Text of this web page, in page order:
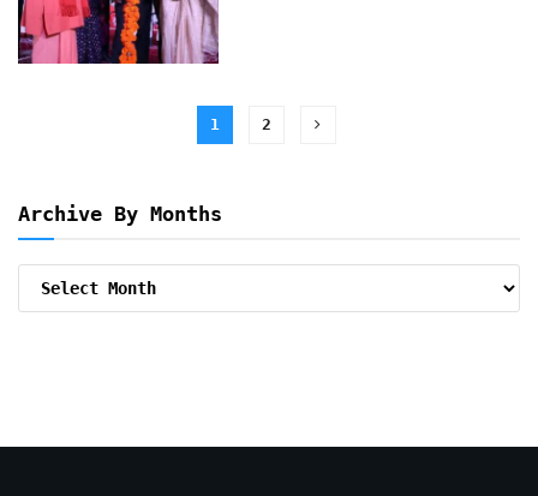
1 2
Archive By Months
Archive